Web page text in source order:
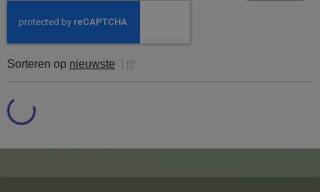
Sorteren op nieuwste